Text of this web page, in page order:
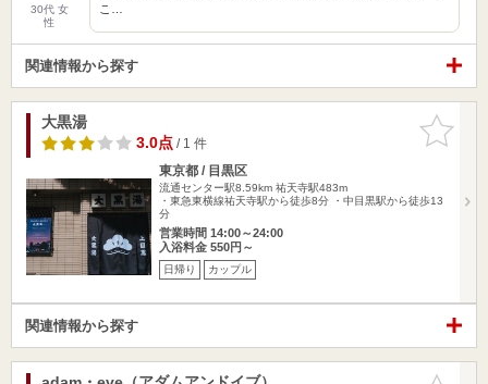
30代 女
性
こ…
関連情報から探す
お気に入
りに追加
大黒湯
3.0点/ 1 件
東京都 / 目黒区
流通センター駅8.59km 祐天寺駅483m
・東急東横線祐天寺駅から徒歩8分 ・中目黒駅から徒歩13
分
営業時間 14:00～24:00
入浴料金 550円～
日帰り カップル
関連情報から探す